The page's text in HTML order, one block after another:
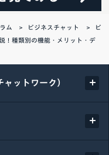
ム ビジネスチャット
ビ
！種類別の機能・メリット・デ
ットワーク）